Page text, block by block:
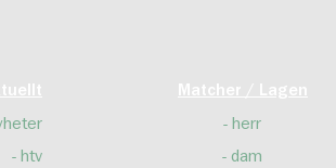
htv
Matcher / Lagen
herr
dam